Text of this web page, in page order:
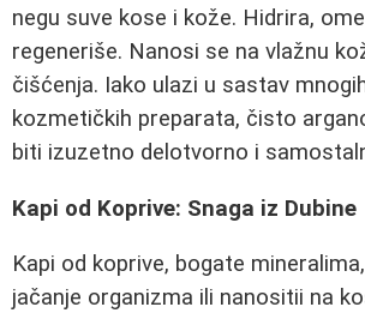
negu suve kose i kože. Hidrira,
regeneriše. Nanosi se na vlažnu
čišćenja. Iako ulazi u sastav
kozmetičkih preparata, čisto
biti izuzetno delotvorno i
Kapi od Koprive: Snaga iz Dubine
Kapi od koprive, bogate
jačanje organizma ili nanositii na